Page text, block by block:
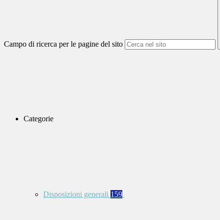
Campo di ricerca per le pagine del sito
Categorie
Disposizioni generali 159